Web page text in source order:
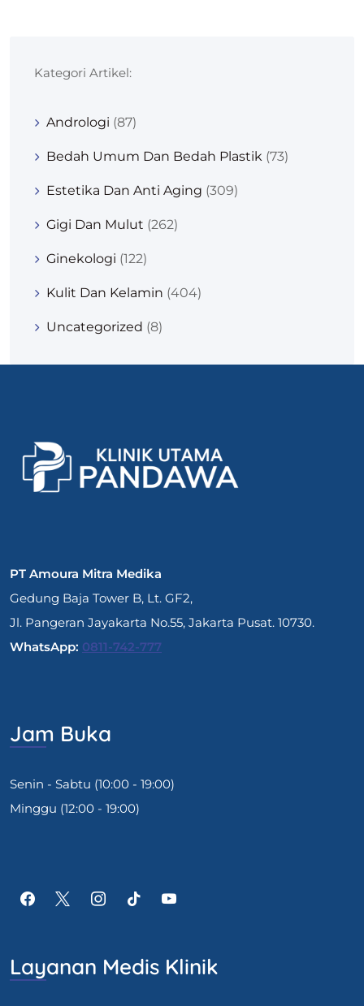
Kategori Artikel:
Andrologi (87)
Bedah Umum Dan Bedah Plastik (73)
Estetika Dan Anti Aging (309)
Gigi Dan Mulut (262)
Ginekologi (122)
Kulit Dan Kelamin (404)
Uncategorized (8)
PT Amoura Mitra Medika
Gedung Baja Tower B, Lt. GF2,
Jl. Pangeran Jayakarta No.55, Jakarta Pusat. 10730.
WhatsApp: 0811-742-777
Jam Buka
Senin - Sabtu (10:00 - 19:00)
Minggu (12:00 - 19:00)
Layanan Medis Klinik